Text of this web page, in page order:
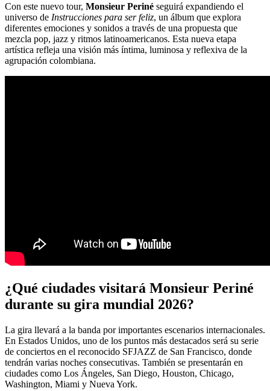
Con este nuevo tour, Monsieur Periné seguirá expandiendo el
universo de Instrucciones para ser feliz, un álbum que explora
diferentes emociones y sonidos a través de una propuesta que
mezcla pop, jazz y ritmos latinoamericanos. Esta nueva etapa
artística refleja una visión más íntima, luminosa y reflexiva de la
agrupación colombiana.
¿Qué ciudades visitará Monsieur Periné
durante su gira mundial 2026?
La gira llevará a la banda por importantes escenarios internacionales.
En Estados Unidos, uno de los puntos más destacados será su serie
de conciertos en el reconocido SFJAZZ de San Francisco, donde
tendrán varias noches consecutivas. También se presentarán en
ciudades como Los Ángeles, San Diego, Houston, Chicago,
Washington, Miami y Nueva York.